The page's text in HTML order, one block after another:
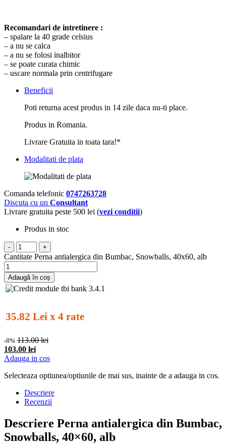
Recomandari de intretinere :
– spalare la 40 grade celsius
– a nu se calca
– a nu se folosi inalbitor
– se poate curata chimic
– uscare normala prin centrifugare
Beneficii
Poti returna acest produs in 14 zile daca nu-ti place.
Produs in Romania.
Livrare Gratuita in toata tara!*
Modalitati de plata
Comanda telefonic 0747263728
Discuta cu un Consultant
Livrare gratuita peste 500 lei (vezi conditii)
Produs in stoc
- +
Cantitate Perna antialergica din Bumbac, Snowballs, 40x60, alb
Adaugă în coș
35.82 Lei x 4 rate
-8% 113.00 lei
103.00 lei
Adauga in cos
Selecteaza optiunea/optiunile de mai sus, inainte de a adauga in cos.
Descriere
Recenzii
Descriere Perna antialergica din Bumbac,
Snowballs, 40×60, alb